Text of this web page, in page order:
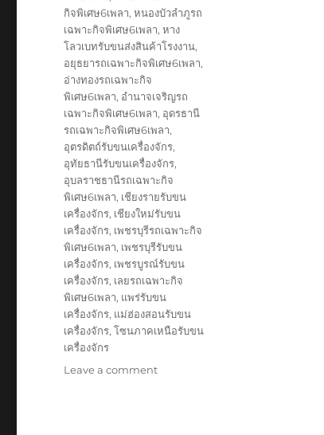
กิจพิเศษ6เพลา,หนองบัวลำภูรถ
เฉพาะกิจพิเศษ6เพลา,หาง
โลวเบทรับขนส่งสินค้าโรงงาน,
อยุธยารถเฉพาะกิจพิเศษ6เพลา,
อ่างทองรถเฉพาะกิจ
พิเศษ6เพลา, อำนาจเจริญรถ
เฉพาะกิจพิเศษ6เพลา, อุดรธานี
รถเฉพาะกิจพิเศษ6เพลา,
อุตรดิตถ์รับขนเครื่องจักร,
อุทัยธานีรับขนเครื่องจักร,
อุบลราชธานีรถเฉพาะกิจ
พิเศษ6เพลา, เชียงรายรับขน
เครื่องจักร, เชียงใหม่รับขน
เครื่องจักร, เพชรบุรีรถเฉพาะกิจ
พิเศษ6เพลา, เพชรบุรีรับขน
เครื่องจักร, เพชรบูรณ์รับขน
เครื่องจักร, เลยรถเฉพาะกิจ
พิเศษ6เพลา, แพร่รับขน
เครื่องจักร, แม่ฮ่องสอนรับขน
เครื่องจักร,โซนภาคเหนือรับขน
เครื่องจักร
Leave a commenton